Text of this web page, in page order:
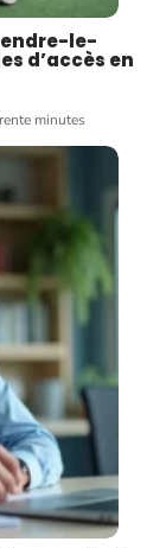
le-
d’accès en
minutes